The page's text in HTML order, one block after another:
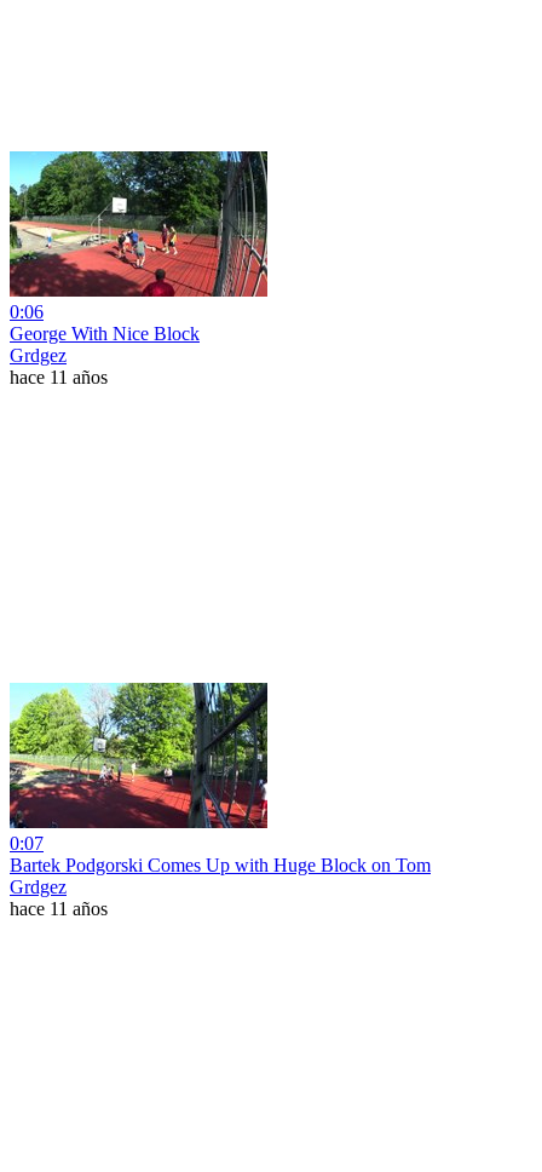
0:06
George With Nice Block
Grdgez
hace 11 años
0:07
Bartek Podgorski Comes Up with Huge Block on Tom
Grdgez
hace 11 años